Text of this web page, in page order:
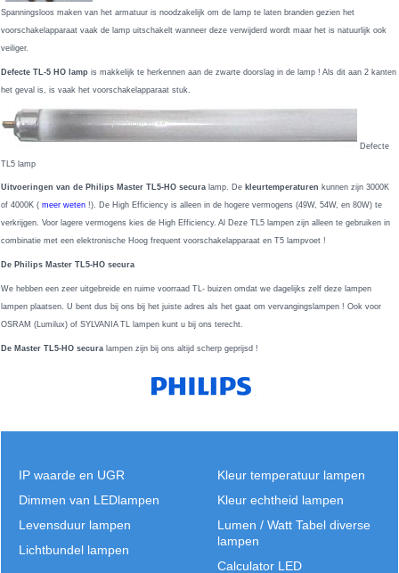
Spanningsloos maken van het armatuur is noodzakelijk om de lamp te laten branden gezien het
voorschakelapparaat vaak de lamp uitschakelt wanneer deze verwijderd wordt maar het is natuurlijk ook
veiliger.
Defecte TL-5 HO lamp is makkelijk te herkennen aan de zwarte doorslag in de lamp ! Als dit aan 2 kanten
het geval is, is vaak het voorschakelapparaat stuk.
Defecte
TL5 lamp
Uitvoeringen van de Philips Master TL5-HO secura lamp. De kleurtemperaturen kunnen zijn 3000K
of 4000K ( meer weten !). De High Efficiency is alleen in de hogere vermogens (49W, 54W, en 80W) te
verkrijgen. Voor lagere vermogens kies de High Efficiency. Al Deze TL5 lampen zijn alleen te gebruiken in
combinatie met een elektronische Hoog frequent voorschakelapparaat en T5 lampvoet !
De Philips Master TL5-HO secura
We hebben een zeer uitgebreide en ruime voorraad TL- buizen omdat we dagelijks zelf deze lampen
lampen plaatsen. U bent dus bij ons bij het juiste adres als het gaat om vervangingslampen ! Ook voor
OSRAM (Lumilux) of SYLVANIA TL lampen kunt u bij ons terecht.
De Master TL5-HO secura lampen zijn bij ons altijd scherp geprijsd !
Kleur temperatuur lampen
Kleur echtheid lampen
Lumen / Watt Tabel diverse
lampen
Calculator LED
IP waarde en UGR
Dimmen van LEDlampen
Levensduur lampen
Lichtbundel lampen